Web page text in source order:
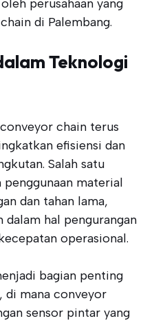
perusahaan yang
di Palembang.
Teknologi
chain terus
efisiensi dan
Salah satu
material
dan tahan lama,
hal pengurangan
operasional.
bagian penting
di mana conveyor
sensor pintar yang